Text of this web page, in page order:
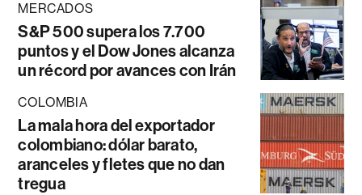
MERCADOS
S&P 500 supera los 7.700
puntos y el Dow Jones alcanza
un récord por avances con Irán
COLOMBIA
La mala hora del exportador
colombiano: dólar barato,
aranceles y fletes que no dan
tregua